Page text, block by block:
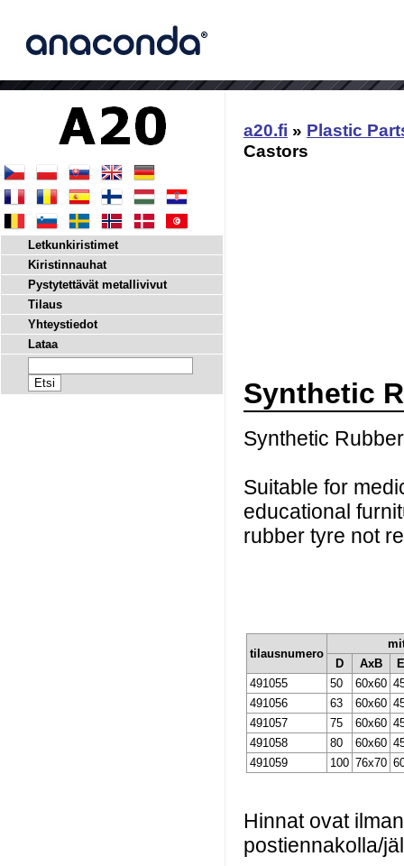
a20.fi » Plastic
Castors
Synthetic
Synthetic
Suitable for
educational
rubber tyre not
tilausnumero
D
AxB
491055
50 60x60
491056
63 60x60
491057
75 60x60
491058
80 60x60
491059
100 76x70
Hinnat ovat
postiennakolla/
Letkunkiristimet
Kiristinnauhat
Pystytettävät metallivivut
Tilaus
Yhteystiedot
Lataa